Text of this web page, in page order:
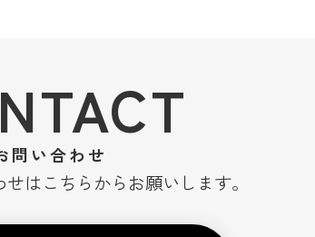
問い合わせ
はこちらからお願いします。